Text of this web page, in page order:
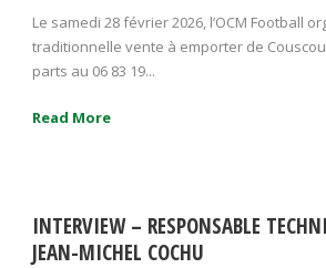
Le samedi 28 février 2026, l’OCM Football
traditionnelle vente à emporter de
parts au 06 83 19...
Read More
INTERVIEW – RESPONSABLE
JEAN-MICHEL COCHU